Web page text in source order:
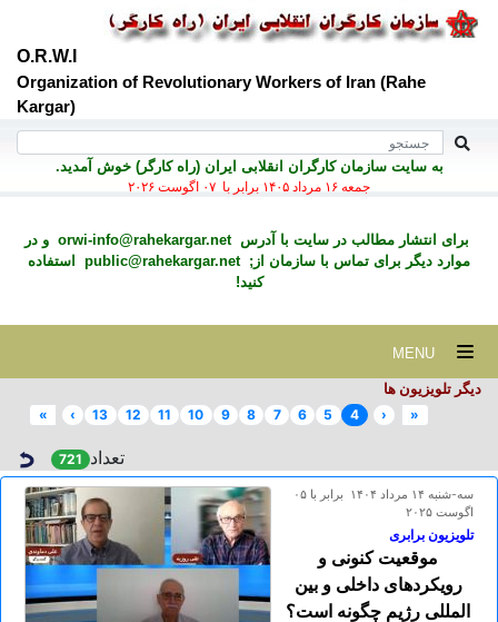
O.R.W.I
Organization of Revolutionary Workers of Iran (Rahe
Kargar)
به سايت سازمان کارگران انقلابی ايران (راه کارگر) خوش آمديد.
جمعه ۱۶ مرداد ۱۴۰۵ برابر با ۰۷ اگوست ۲۰۲۶
برای انتشار مطالب در سايت با آدرسorwi-info@rahekargar.net و در
موارد ديگر برای تماس با سازمان از;public@rahekargar.net
استفاده
کنید!
دیگر تلویزیون ها
«
‹
4
5
6
7
8
9
10
11
12
13
›
»
تعداد 721
سه-شنبه ۱۴ مرداد ۱۴۰۴ برابر با ۰۵
اگوست ۲۰۲۵
تلویزیون برابری
موقعیت کنونی و
رویکردهای داخلی و بین
المللی رژیم چگونه است؟